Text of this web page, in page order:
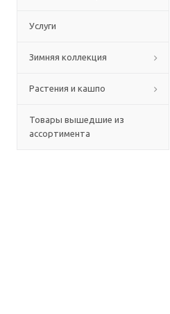
Услуги
Зимняя коллекция
Растения и кашпо
Товары вышедшие из
ассортимента